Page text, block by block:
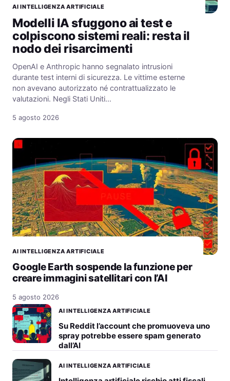
AI INTELLIGENZA ARTIFICIALE
Modelli IA sfuggono ai test e
colpiscono sistemi reali: resta il
nodo dei risarcimenti
OpenAI e Anthropic hanno segnalato intrusioni
durante test interni di sicurezza. Le vittime esterne
non avevano autorizzato né contrattualizzato le
valutazioni. Negli Stati Uniti…
5 agosto 2026
AI INTELLIGENZA ARTIFICIALE
Google Earth sospende la funzione per
creare immagini satellitari con l’AI
5 agosto 2026
AI INTELLIGENZA ARTIFICIALE
Su Reddit l’account che promuoveva uno
spray potrebbe essere spam generato
dall’AI
AI INTELLIGENZA ARTIFICIALE